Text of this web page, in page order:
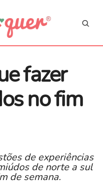
fazer
no fim
de experiências
de norte a sul
de semana.